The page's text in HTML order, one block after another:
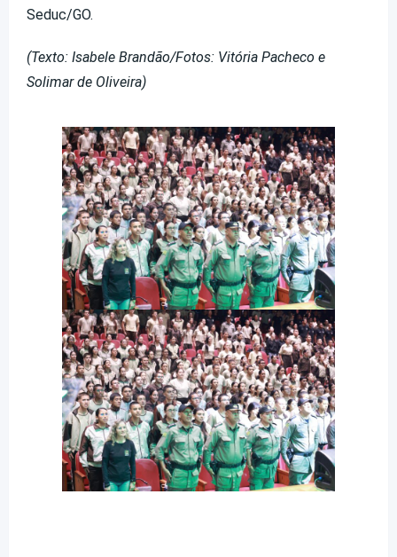
Seduc/GO.
(Texto: Isabele Brandão/Fotos: Vitória Pacheco e
Solimar de Oliveira)